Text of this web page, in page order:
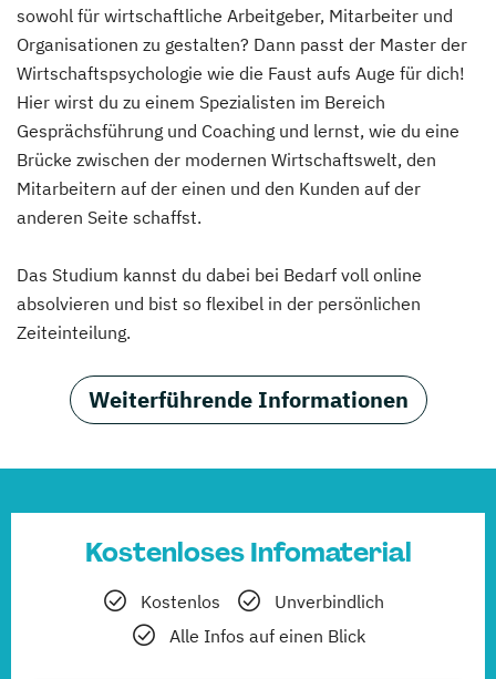
sowohl für wirtschaftliche Arbeitgeber, Mitarbeiter und
Organisationen zu gestalten? Dann passt der Master der
Wirtschaftspsychologie wie die Faust aufs Auge für dich!
Hier wirst du zu einem Spezialisten im Bereich
Gesprächsführung und Coaching und lernst, wie du eine
Brücke zwischen der modernen Wirtschaftswelt, den
Mitarbeitern auf der einen und den Kunden auf der
anderen Seite schaffst.
Das Studium kannst du dabei bei Bedarf voll online
absolvieren und bist so flexibel in der persönlichen
Zeiteinteilung.
Weiterführende Informationen
Kostenloses Infomaterial
Kostenlos
Unverbindlich
Alle Infos auf einen Blick